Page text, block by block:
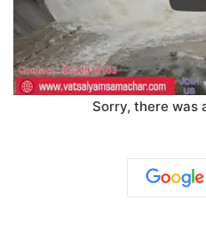
Sorry, there was